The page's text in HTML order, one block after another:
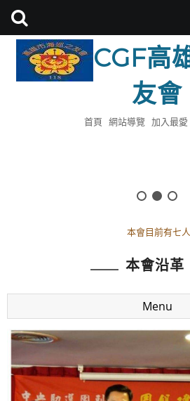
CGF高
友會
首頁 網站導覽 加入最愛
本會目前有七
112年模範母親已於0513
本會目前有七
本會沿革
Menu